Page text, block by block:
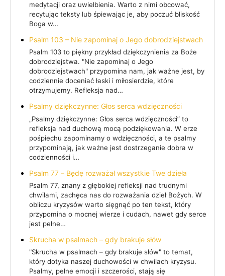
medytacji oraz uwielbienia. Warto z nimi obcować,
recytując teksty lub śpiewając je, aby poczuć bliskość
Boga w…
Psalm 103 – Nie zapominaj o Jego dobrodziejstwach
Psalm 103 to piękny przykład dziękczynienia za Boże
dobrodziejstwa. "Nie zapominaj o Jego
dobrodziejstwach" przypomina nam, jak ważne jest, by
codziennie doceniać łaski i miłosierdzie, które
otrzymujemy. Refleksja nad…
Psalmy dziękczynne: Głos serca wdzięczności
„Psalmy dziękczynne: Głos serca wdzięczności” to
refleksja nad duchową mocą podziękowania. W erze
pośpiechu zapominamy o wdzięczności, a te psalmy
przypominają, jak ważne jest dostrzeganie dobra w
codzienności i…
Psalm 77 – Będę rozważał wszystkie Twe dzieła
Psalm 77, znany z głębokiej refleksji nad trudnymi
chwilami, zachęca nas do rozważania dzieł Bożych. W
obliczu kryzysów warto sięgnąć po ten tekst, który
przypomina o mocnej wierze i cudach, nawet gdy serce
jest pełne…
Skrucha w psalmach – gdy brakuje słów
"Skrucha w psalmach – gdy brakuje słów" to temat,
który dotyka naszej duchowości w chwilach kryzysu.
Psalmy, pełne emocji i szczerości, stają się